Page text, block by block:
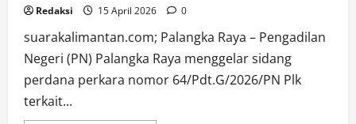
Redaksi 15 April 2026 0
suarakalimantan.com; Palangka Raya – Pengadilan
Negeri (PN) Palangka Raya menggelar sidang
perdana perkara nomor 64/Pdt.G/2026/PN Plk
terkait...